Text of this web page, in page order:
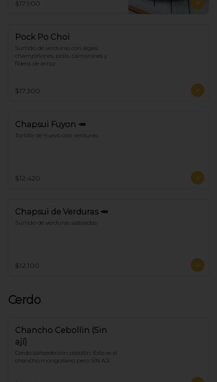
$17.900
Pock Po Choi
Surtido de verduras con algas,
champiñones, pollo, camarones y
fideos de arroz
$17.300
Chapsui Fuyon 🥕
Tortilla de huevo con verduras
$12.420
Chapsui de Verduras 🥕
Surtido de verduras salteadas
$12.100
Cerdo
Chancho Cebollin (Sin
ají)
Cerdo salteado con cebollín. Este es el
chancho mongoliano pero SIN AJI.